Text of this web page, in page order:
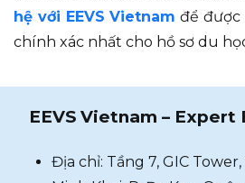
hệ với EEVS Vietnam để được
chính xác nhất cho hồ sơ du
EEVS Vietnam – Expert
Địa chỉ: Tầng 7, GIC